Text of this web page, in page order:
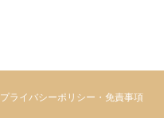
プライバシーポリシー・免責事項